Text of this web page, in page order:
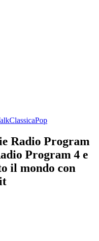
ClassicaPop
Radio Program
Program 4 e
il mondo con